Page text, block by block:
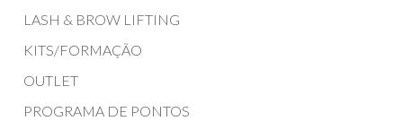
LASH & BROW LIFTING
KITS/FORMAÇÃO
OUTLET
PROGRAMA DE PONTOS